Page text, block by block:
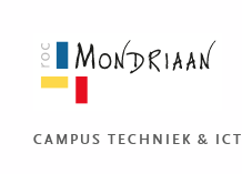
CAMPUS TECHNIEK & ICT